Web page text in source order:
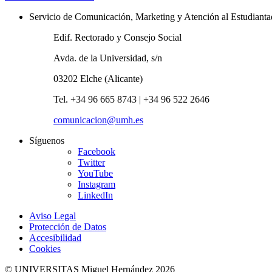
Servicio de Comunicación, Marketing y Atención al
Edif. Rectorado y Consejo Social
Avda. de la Universidad, s/n
03202 Elche (Alicante)
Tel. +34 96 665 8743 | +34 96 522 2646
comunicacion@umh.es
Síguenos
Facebook
Twitter
YouTube
Instagram
LinkedIn
Aviso Legal
Protección de Datos
Accesibilidad
Cookies
© UNIVERSITAS Miguel Hernández 2026